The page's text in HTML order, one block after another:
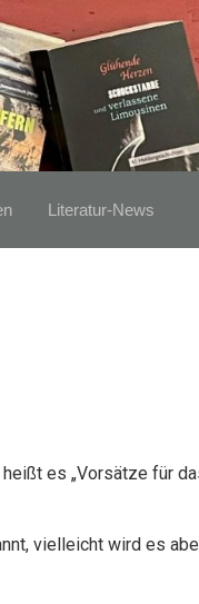
Literatur-News
es „Vorsätze für
vielleicht wird es